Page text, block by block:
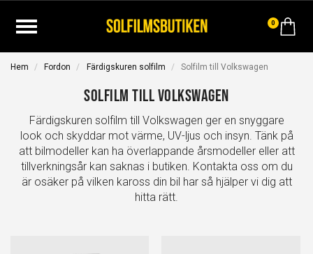
0
Hem Fordon Färdigskuren solfilm Solfilm till Volkswagen
Solfilm till Volkswagen
Färdigskuren solfilm till Volkswagen ger en snyggare
look och skyddar mot värme, UV-ljus och insyn. Tänk på
att bilmodeller kan ha överlappande årsmodeller eller att
tillverkningsår kan saknas i butiken. Kontakta oss om du
är osäker på vilken kaross din bil har så hjälper vi dig att
hitta rätt.